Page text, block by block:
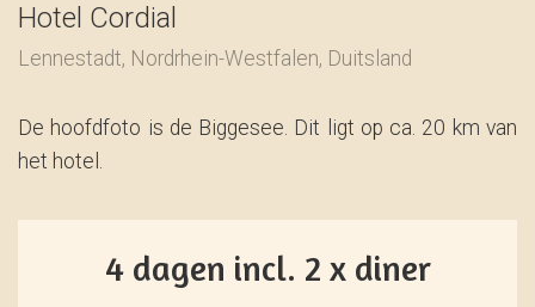
Hotel Cordial
Lennestadt, Nordrhein-Westfalen, Duitsland
De hoofdfoto is de Biggesee. Dit ligt op ca. 20 km van
het hotel.
4 dagen incl. 2 x diner